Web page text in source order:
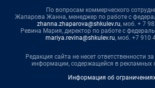
По вопросам коммерческого
Жапарова Жанна, менеджер по работе с
zhanna.zhaparova@shkulev.ru, моб. + 7
Ревина Мария, директор по работе с
mariya.revina@shkulev.ru, моб. +7 910
Редакция сайта не несет ответственности
информации, содержащейся в рекламных
Информация об